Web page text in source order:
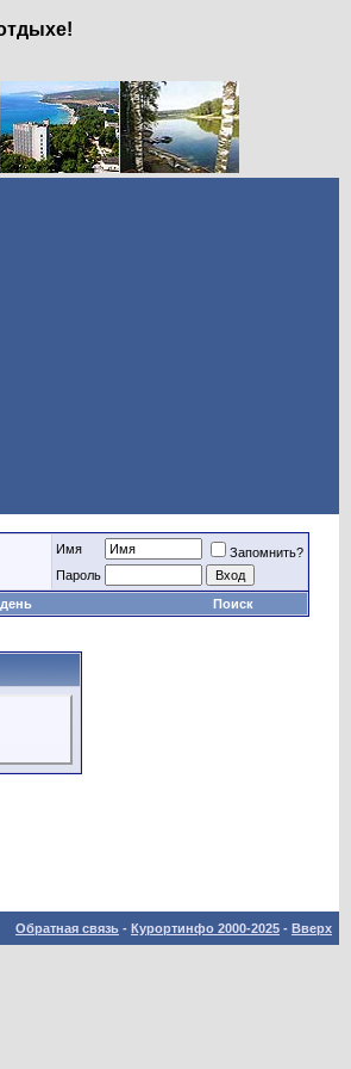
Имя
Запомнить?
Пароль
Поиск
Обратная связь - Курортинфо 2000-2025 - Вверх